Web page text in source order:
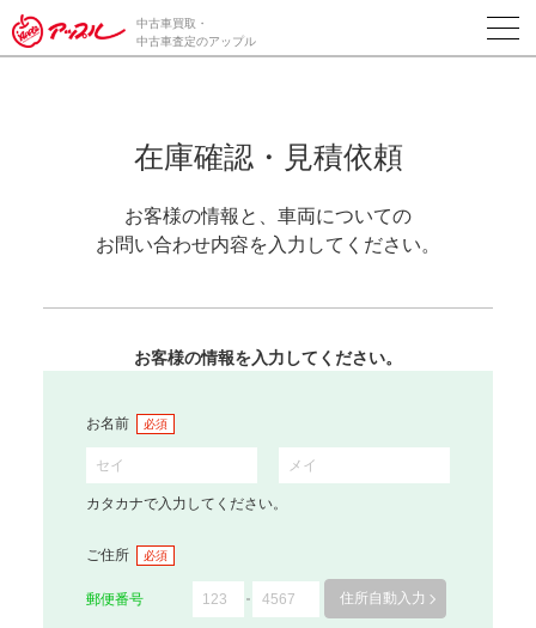
中古車買取・
中古車査定のアップル
在庫確認・見積依頼
お客様の情報と、車両についての
お問い合わせ内容を入力してください。
お客様の情報を入力してください。
お名前 必須
カタカナで入力してください。
ご住所 必須
郵便番号 住所自動入力